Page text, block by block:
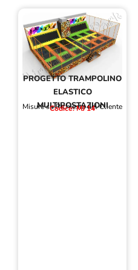
PROGETTO TRAMPOLINO
ELASTICO
MULTIPOSTAZIONI
Misure su Richiesta del Cliente
Codice: MJ 14